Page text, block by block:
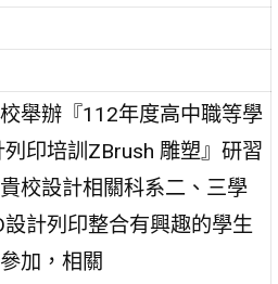
舉辦『112年度高中職等學
印培訓ZBrush 雕塑』研習
校設計相關科系二、三學
設計列印整合有興趣的學生
加，相關